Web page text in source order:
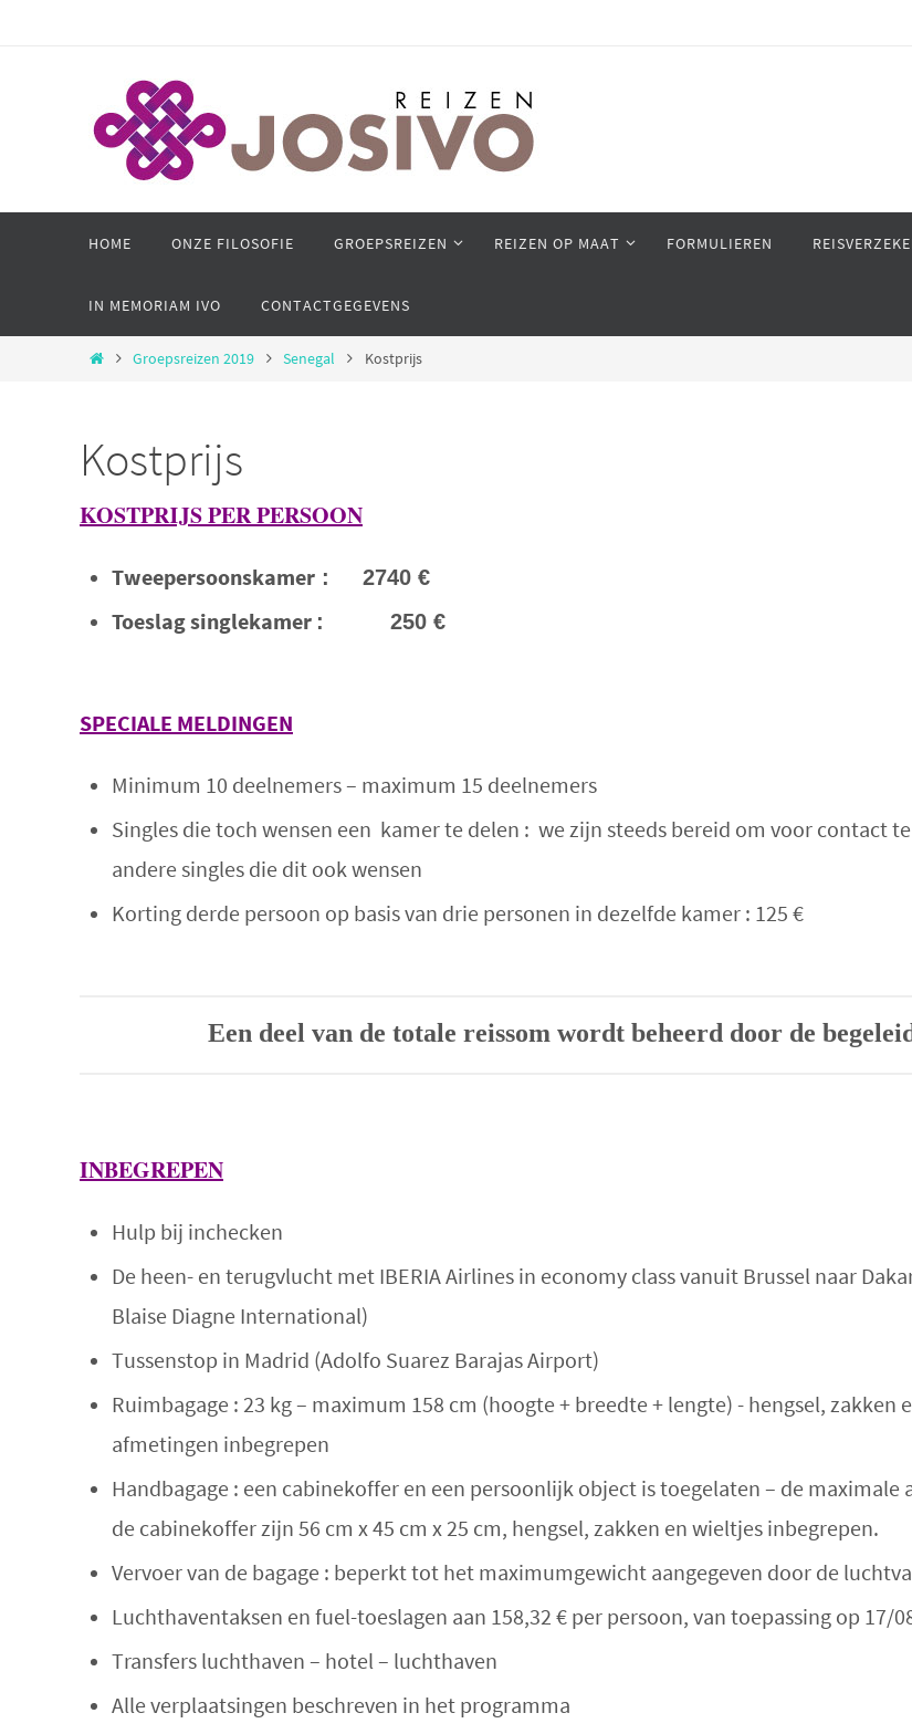
HOME ONZE FILOSOFIE GROEPSREIZEN REIZEN OP MAAT FORMULIEREN
IN MEMORIAM IVO CONTACTGEGEVENS
HomeGroepsreizen 2019 Senegal Kostprijs
Kostprijs
KOSTPRIJS PER PERSOON
Tweepersoonskamer: 2740 €
Toeslag singlekamer : 250 €
SPECIALE MELDINGEN
Minimum 10 deelnemers – maximum 15 deelnemers
Singles die toch wensen een kamer te delen : we zijn steeds bereid om voor contact
andere singles die dit ook wensen
Korting derde persoon op basis van drie personen in dezelfde kamer : 125 €
Een deel van de totale reissom wordt beheerd door de
INBEGREPEN
Hulp bij inchecken
De heen- en terugvlucht met IBERIA Airlines in economy class vanuit Brussel naar
Blaise Diagne International)
Tussenstop in Madrid (Adolfo Suarez Barajas Airport)
Ruimbagage : 23 kg – maximum 158 cm (hoogte + breedte + lengte) - hengsel, zakken
afmetingen inbegrepen
Handbagage : een cabinekoffer en een persoonlijk object is toegelaten – de maximale
de cabinekoffer zijn 56 cm x 45 cm x 25 cm, hengsel, zakken en wieltjes inbegrepen.
Vervoer van de bagage : beperkt tot het maximumgewicht aangegeven door de
Luchthaventaksen en fuel-toeslagen aan 158,32 € per persoon, van toepassing op 17/
Transfers luchthaven – hotel – luchthaven
Alle verplaatsingen beschreven in het programma